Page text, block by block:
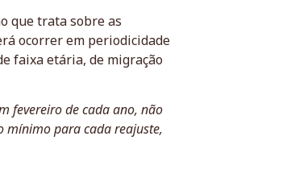
que trata sobre as
ocorrer em periodicidade
faixa etária, de migração
fevereiro de cada ano, não
mínimo para cada reajuste,